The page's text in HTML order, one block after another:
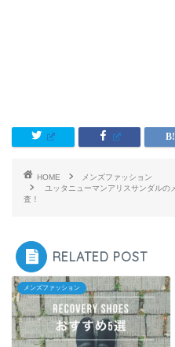
HOME
メンズファッション
ユッタニューマンアリスサンダルの
査！
RELATED POST
メンズファッション